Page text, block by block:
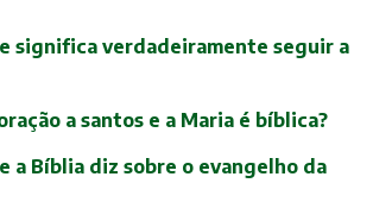
significa verdadeiramente seguir a
a santos e a Maria é bíblica?
a Bíblia diz sobre o evangelho da